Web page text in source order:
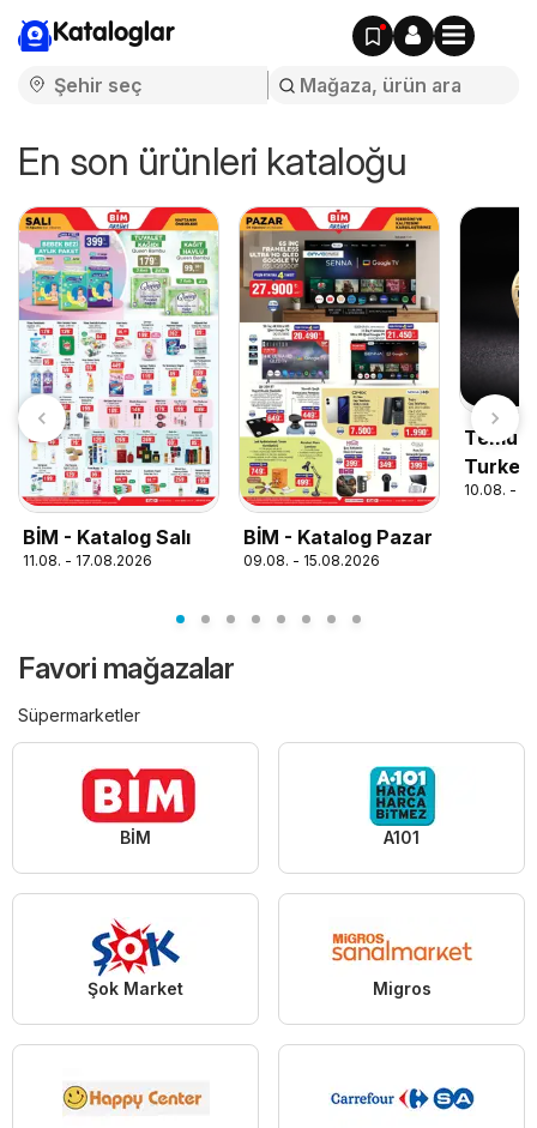
Kataloglar
En son ürünleri kataloğu
BİM - Katalog Salı
11.08. - 17.08.2026
BİM - Katalog Pazar
09.08. - 15.08.2026
Temu
Turkey
10.08. -
Favori mağazalar
Süpermarketler
BİM A101
Şok Market Migros